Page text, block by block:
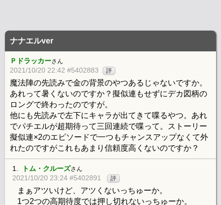
ナナエルver
Ｐドラッカーさん
2021/10/20 22:42 #5402883 評
魔法陣の先読みで金の背景のやつあるじゃないですか。
あれって暑くないのですか？擬似連もせずにデカ図柄の
ロングで終わったのですが。
他にも先読みで左下にキャラが出てきて喋るやつ。あれ
でパチエルが超期待って三回連続で喋って。ストーリー
擬似連×2のエピソードで一つもチャンスアップなくて外
れたのですがこれもあまり信頼度高くないのですか？
1. トム・クルーズさん
2021/10/20 23:24 #5402891 評
まぁアツいけど、アツくないっちゅーか。
1つ2つの高期待度では押し切れないっちゅーか。